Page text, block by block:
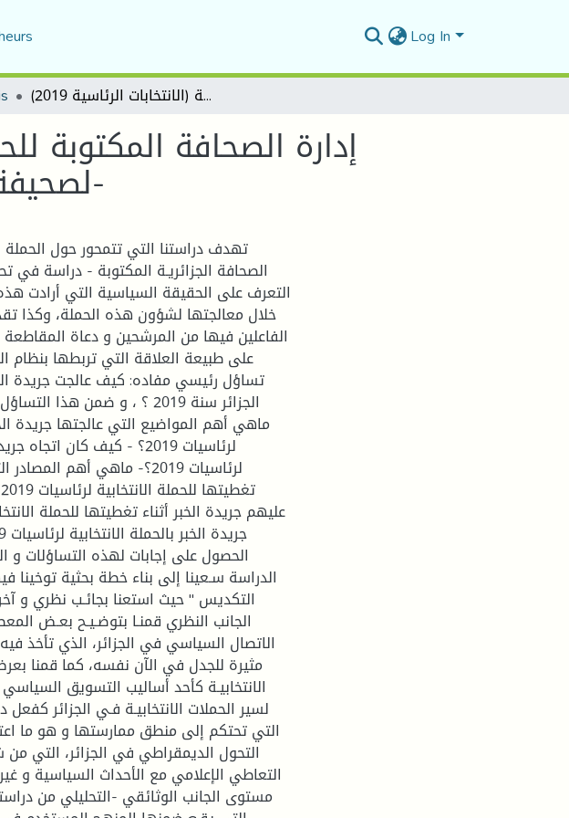
Log In
إدارة الصحافة المكتوبة للحملات الانتخابية في الجزائر -دراسة تحليلية لصحيفة الخبر الجزائرية (الانتخابات الرئاسية 2019)-
إدارة الصحافة المكتوبة
لصحيفة الخبر الجزائرية (الانتخابات الرئاسية 2019)-
الصحافة الجزائريـة المكتوبة - دراسة في
التعرف على الحقيقة السياسية التي أرادت
خلال معالجتها لشؤون هذه الحملة، وكذا
الفاعلين فيها من المرشحين و دعاة
على طبيعة العلاقة التي تربطها بنظام
تساؤل رئيسي مفاده: كيف عالجت جريدة
الجزائر سنة 2019 ؟ ، و ضمن
ماهي أهم المواضيع التي عالجتها جريدة
لرئاسيات 2019؟ - كيف كان
لرئاسيات 2019؟- ماهي أهم
الحصول على إجابات لهذه التساؤلات
الدراسة سـعينا إلى بناء خطة بحثية توخينا
التكديس " حيث استعنا بجائـب نظري و
الجانب النظري قمنـا بتوضـيـح بعـض
الاتصال السياسي في الجزائر، الذي تأخذ
مثيرة للجدل في الآن نفسه، كما قمنا
الانتخابيـة كأحد أساليب التسويق
لسير الحملات الانتخابيـة فـي الجزائر
التي تحتكم إلى منطق ممارستها و هو ما
التحول الديمقراطي في الجزائر، التي
التعاطي الإعلامي مع الأحداث السياسية و
مستوى الجانب الوثائقي -التحليلي من